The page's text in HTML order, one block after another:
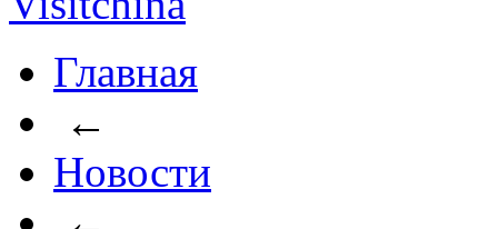
Главная
←
Новости